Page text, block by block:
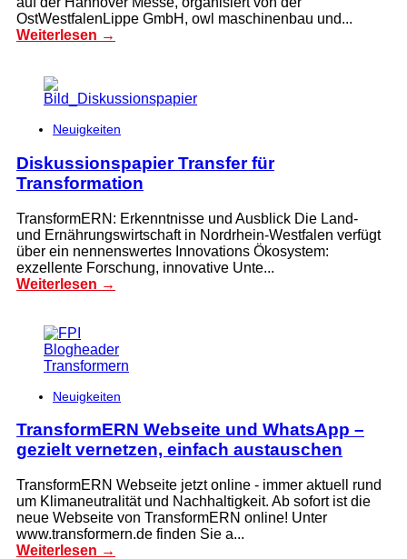
OstWestfalenLippe GmbH, owl maschinenbau und...
Weiterlesen →
Neuigkeiten
Diskussionspapier Transfer für
Transformation
TransformERN: Erkenntnisse und Ausblick Die Land-
und Ernährungswirtschaft in Nordrhein-Westfalen verfügt
über ein nennenswertes Innovations Ökosystem:
exzellente Forschung, innovative Unte...
Weiterlesen →
Neuigkeiten
TransformERN Webseite und WhatsApp –
gezielt vernetzen, einfach austauschen
TransformERN Webseite jetzt online - immer aktuell rund
um Klimaneutralität und Nachhaltigkeit. Ab sofort ist die
neue Webseite von TransformERN online! Unter
www.transformern.de finden Sie a...
Weiterlesen →